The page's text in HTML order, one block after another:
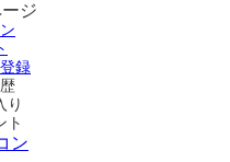
録
り
ト
ン